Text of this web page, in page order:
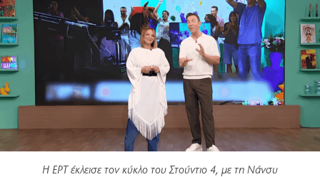
Η ΕΡΤ έκλεισε τον κύκλο του Στούντιο 4, με τη Νάνσυ